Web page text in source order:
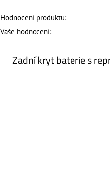
Hodnocení produktu:
Vaše hodnocení:
Zadní kryt baterie s